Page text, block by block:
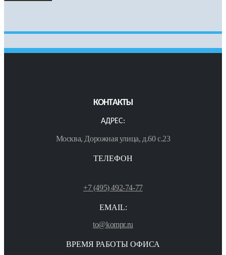
КОНТАКТЫ
АДРЕС:
Москва, Дорожная улица, д.60 с.23
ТЕЛЕФОН
+7 (495) 492-74-77
EMAIL:
to@kompr.ru
ВРЕМЯ РАБОТЫ ОФИСА